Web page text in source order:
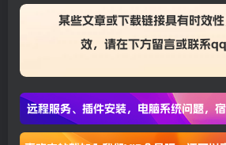
某些文章或下载链接具有时效
效，请在下方留言或联系
远程服务、插件安装，电脑系统问题，